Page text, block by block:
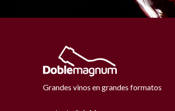
Grandes vinos en grandes formatos